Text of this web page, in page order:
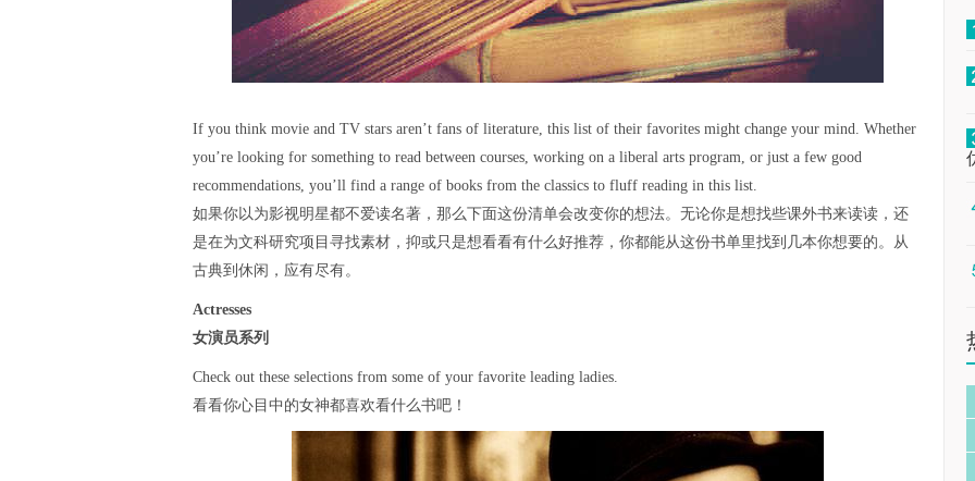
If you think movie and TV stars aren’t fans of literature, this list of their favorites might change your mind. Whether
you’re looking for something to read between courses, working on a liberal arts program, or just a few good
recommendations, you’ll find a range of books from the classics to fluff reading in this list.
如果你以为影视明星都不爱读名著，那么下面这份清单会改变你的想法。无论你是想找些课外书来读读，还
是在为文科研究项目寻找素材，抑或只是想看看有什么好推荐，你都能从这份书单里找到几本你想要的。从
古典到休闲，应有尽有。
Actresses
女演员系列
Check out these selections from some of your favorite leading ladies.
看看你心目中的女神都喜欢看什么书吧！